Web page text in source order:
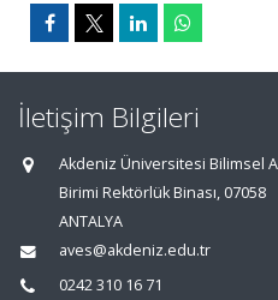
İletişim Bilgileri
Akdeniz Üniversitesi Bilimsel
Birimi Rektörlük Binası, 07058
ANTALYA
aves@akdeniz.edu.tr
0242 310 16 71